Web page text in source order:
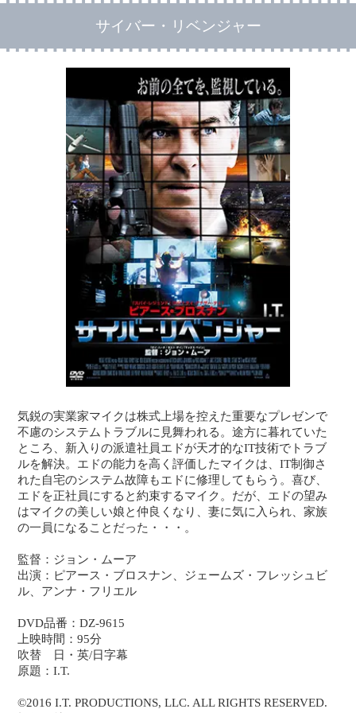
サイバー・リベンジャー
気鋭の実業家マイクは株式上場を控えた重要なプレゼンで
不慮のシステムトラブルに見舞われる。途方に暮れていた
ところ、新入りの派遣社員エドが天才的なIT技術でトラブ
ルを解決。エドの能力を高く評価したマイクは、IT制御さ
れた自宅のシステム故障もエドに修理してもらう。喜び、
エドを正社員にすると約束するマイク。だが、エドの望み
はマイクの美しい娘と仲良くなり、妻に気に入られ、家族
の一員になることだった・・・。
監督：ジョン・ムーア
出演：ピアース・ブロスナン、ジェームズ・フレッシュビ
ル、アンナ・フリエル
DVD品番：DZ-9615
上映時間：95分
吹替 日・英/日字幕
原題：I.T.
©2016 I.T. PRODUCTIONS, LLC. ALL RIGHTS RESERVED.